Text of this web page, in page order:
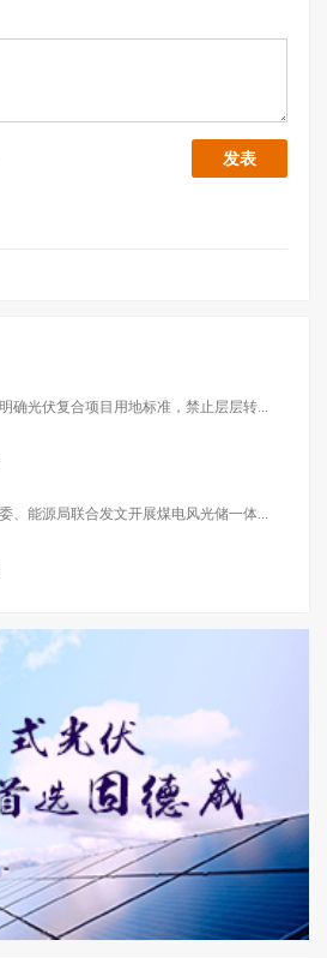
确光伏复合项目用地标准，禁止层层转...
、能源局联合发文开展煤电风光储一体...